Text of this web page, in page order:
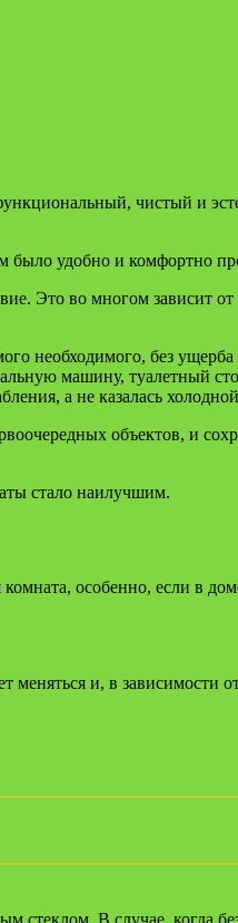
чистый и
было удобно и комфортно
Это во многом зависит
необходимого, без ущерба
машину, туалетный
а не казалась
объектов, и
стало наилучшим.
особенно, если в
и, в зависимости
стеклом. В случае, когда